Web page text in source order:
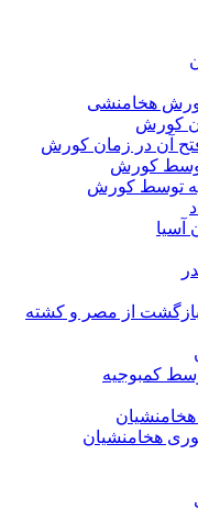
هخامنشی
کورش
فتح آن در زمان کورش
کورش
توسط کورش
آسیا
بازگشت از مصر و کشته
کمبوجیه
هخامنشیان